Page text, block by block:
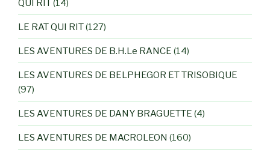
QUI RIT(14)
LE RAT QUI RIT(127)
LES AVENTURES DE B.H.Le RANCE (14)
LES AVENTURES DE BELPHEGOR ET TRISOBIQUE
(97)
LES AVENTURES DE DANY BRAGUETTE (4)
LES AVENTURES DE MACROLEON (160)